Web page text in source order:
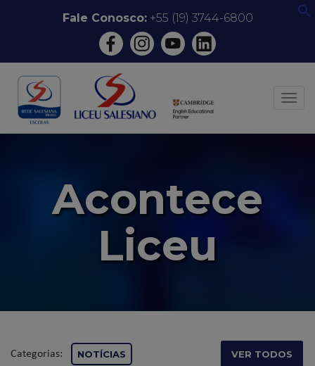
conteúdo
Fale Conosco:+55 (19) 3744-6800
Acontece
Liceu
Categorias: NOTÍCIAS VER TODOS